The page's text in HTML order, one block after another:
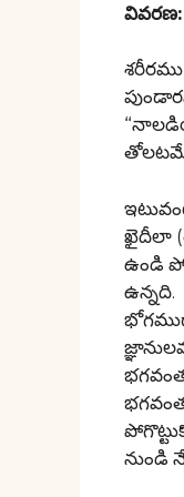
వివరణ:
తోలటమే
ఖైదీలా
ఉండి
ఉన్నది.
నుండి